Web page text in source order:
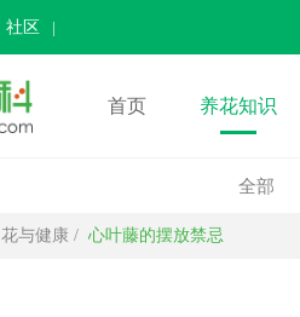
社区
首页 养花知识
全部
花与健康 / 心叶藤的摆放禁忌